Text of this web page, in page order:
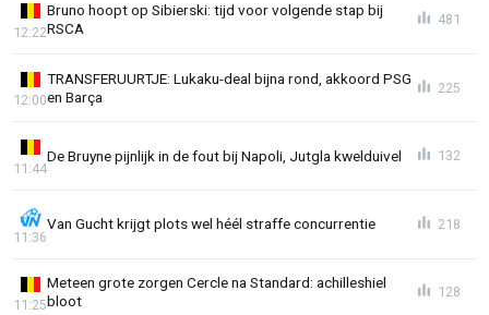
Bruno hoopt op Sibierski: tijd voor volgende stap bij
RSCA
12:22
481
TRANSFERUURTJE: Lukaku-deal bijna rond, akkoord PSG
en Barça
12:00
225
De Bruyne pijnlijk in de fout bij Napoli, Jutgla kwelduivel
11:44
132
Van Gucht krijgt plots wel héél straffe concurrentie
11:36
218
Meteen grote zorgen Cercle na Standard: achilleshiel
bloot
11:25
128